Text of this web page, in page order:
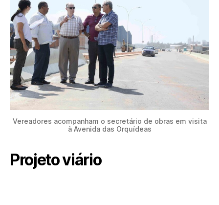
Vereadores acompanham o secretário de obras em visita
à Avenida das Orquídeas
Projeto viário